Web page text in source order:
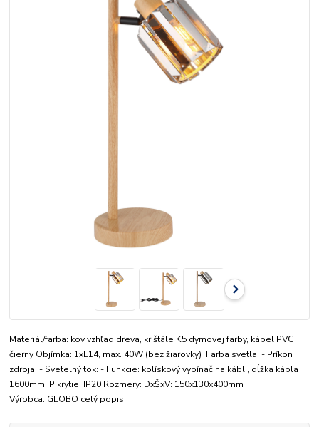
Materiál/farba: kov vzhľad dreva, krištále K5 dymovej farby, kábel PVC
čierny Objímka: 1xE14, max. 40W (bez žiarovky) Farba svetla: - Príkon
zdroja: - Svetelný tok: - Funkcie: kolískový vypínač na kábli, dĺžka kábla
1600mm IP krytie: IP20 Rozmery: DxŠxV: 150x130x400mm
Výrobca: GLOBO celý popis